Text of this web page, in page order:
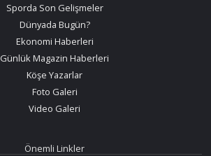
Sporda Son Gelişmeler
Dünyada Bugün?
Ekonomi Haberleri
Günlük Magazin Haberleri
Köşe Yazarlar
Foto Galeri
Video Galeri
Önemli Linkler